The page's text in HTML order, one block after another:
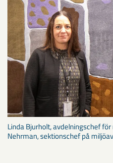
Linda Bjurholt, avdelningschef
Nehrman, sektionschef på